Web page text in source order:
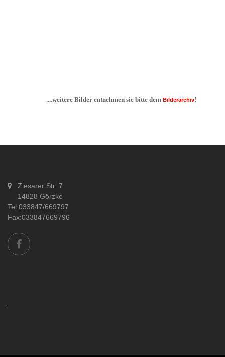
....weitere Bilder entnehmen sie bitte dem Bilderarchiv!
Ziesarer Str. 7
14828 Görzke
Tel:033847/669797
Fax:033847669796